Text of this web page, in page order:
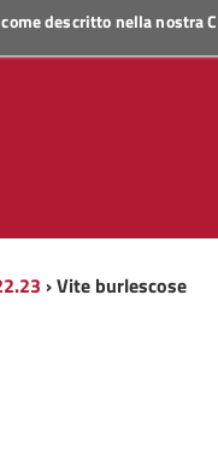
descritto nella nostra
› Vite burlescose